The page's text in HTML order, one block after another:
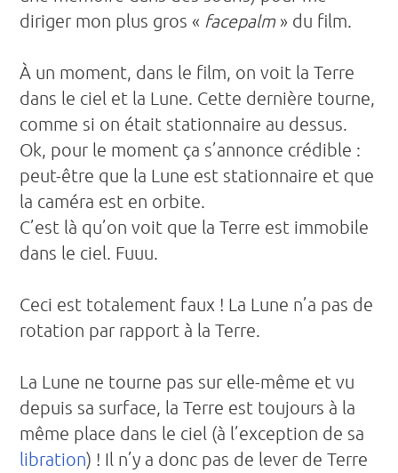
diriger mon plus gros « facepalm » du film.
À un moment, dans le film, on voit la Terre
dans le ciel et la Lune. Cette dernière tourne,
comme si on était stationnaire au dessus.
Ok, pour le moment ça s’annonce crédible :
peut-être que la Lune est stationnaire et que
la caméra est en orbite.
C’est là qu’on voit que la Terre est immobile
dans le ciel. Fuuu.
Ceci est totalement faux ! La Lune n’a pas de
rotation par rapport à la Terre.
La Lune ne tourne pas sur elle-même et vu
depuis sa surface, la Terre est toujours à la
même place dans le ciel (à l’exception de sa
libration) ! Il n’y a donc pas de lever de Terre